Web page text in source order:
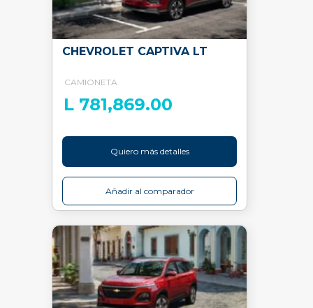
CHEVROLET CAPTIVA LT
CAMIONETA
L 781,869.00
Quiero más detalles
Añadir al comparador